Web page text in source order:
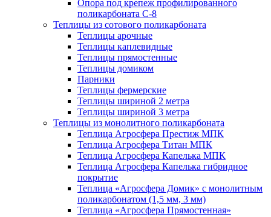
Опора под крепеж профилированного
поликарбоната С-8
Теплицы из сотового поликарбоната
Теплицы арочные
Теплицы каплевидные
Теплицы прямостенные
Теплицы домиком
Парники
Теплицы фермерские
Теплицы шириной 2 метра
Теплицы шириной 3 метра
Теплицы из монолитного поликарбоната
Теплица Агросфера Престиж МПК
Теплица Агросфера Титан МПК
Теплица Агросфера Капелька МПК
Теплица Агросфера Капелька гибридное
покрытие
Теплица «Агросфера Домик» с монолитным
поликарбонатом (1,5 мм, 3 мм)
Теплица «Агросфера Прямостенная»